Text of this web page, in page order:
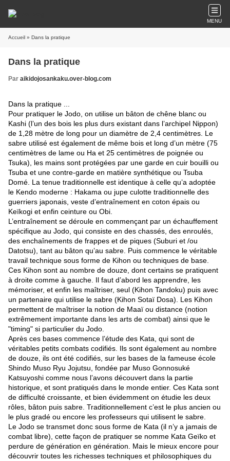
MENU
Accueil » Dans la pratique
Dans la pratique
Par aikidojosankaku.over-blog.com
Dans la pratique ...
Pour pratiquer le Jodo, on utilise un bâton de chêne blanc ou
Kashi (l’un des bois les plus durs existant dans l’archipel Nippon)
de 1,28 mètre de long pour un diamètre de 2,4 centimètres. Le
sabre utilisé est également de même bois et long d’un mètre (75
centimètres de lame ou Ha et 25 centimètres de poignée ou
Tsuka), les mains sont protégées par une garde en cuir bouilli ou
Tsuba et une contre-garde en matière synthétique ou Tsuba
Domé. La tenue traditionnelle est identique à celle qu’a adoptée
le Kendo moderne : Hakama ou jupe culotte traditionnelle des
guerriers japonais, veste d’entraînement en coton épais ou
Keïkogi et enfin ceinture ou Obi.
L’entraînement se déroule en commençant par un échauffement
spécifique au Jodo, qui consiste en des chassés, des enroulés,
des enchaînements de frappes et de piques (Suburi et /ou
Datotsu), tant au bâton qu’au sabre. Puis commence le véritable
travail technique sous forme de Kihon ou techniques de base.
Ces Kihon sont au nombre de douze, dont certains se pratiquent
à droite comme à gauche. Il faut d’abord les apprendre, les
mémoriser, et enfin les maîtriser, seul (Kihon Tandoku) puis avec
un partenaire qui utilise le sabre (Kihon Sotaï Dosa). Les Kihon
permettent de maîtriser la notion de Maaï ou distance (notion
extrêmement importante dans les arts de combat) ainsi que le
"timing" si particulier du Jodo.
Après ces bases commence l’étude des Kata, qui sont de
véritables petits combats codifiés. Ils sont également au nombre
de douze, ils ont été codifiés, sur les bases de la fameuse école
Shindo Muso Ryu Jojutsu, fondée par Muso Gonnosuké
Katsuyoshi comme nous l’avons découvert dans la partie
historique, et sont pratiqués dans le monde entier. Ces Kata sont
de difficulté croissante, et bien évidemment on étudie les deux
rôles, bâton puis sabre. Traditionnellement c’est le plus ancien ou
le plus gradé ou encore les professeurs qui utilisent le sabre.
Le Jodo se transmet donc sous forme de Kata (il n’y a jamais de
combat libre), cette façon de pratiquer se nomme Kata Geïko et
perdure de génération en génération. Mais le mieux encore pour
découvrir toutes les richesses techniques et philosophiques du